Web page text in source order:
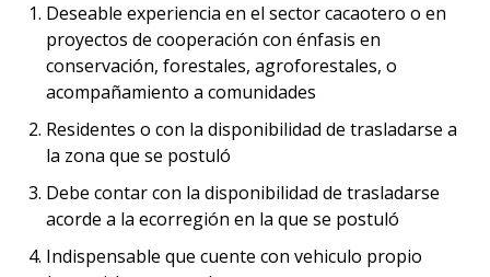
Deseable experiencia en el sector cacaotero o en
proyectos de cooperación con énfasis en
conservación, forestales, agroforestales, o
acompañamiento a comunidades
Residentes o con la disponibilidad de trasladarse a
la zona que se postuló
Debe contar con la disponibilidad de trasladarse
acorde a la ecorregión en la que se postuló
Indispensable que cuente con vehiculo propio